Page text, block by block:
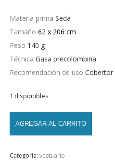
Materia prima Seda
Tamaño 62 x 206 cm
Peso 140 g
Técnica Gasa precolombina
Recomendación de uso Cobertor
1 disponibles
AGREGAR AL CARRITO
Categoría: vestuario